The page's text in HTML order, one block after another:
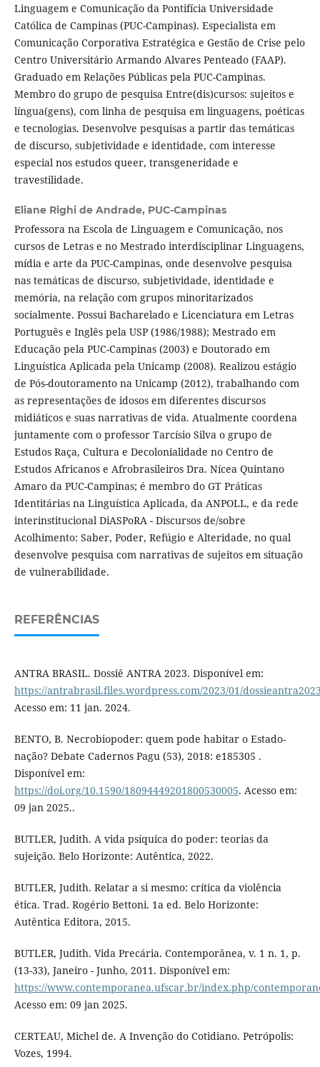
Linguagem e Comunicação da Pontifícia Universidade
Católica de Campinas (PUC-Campinas). Especialista em
Comunicação Corporativa Estratégica e Gestão de Crise pelo
Centro Universitário Armando Alvares Penteado (FAAP).
Graduado em Relações Públicas pela PUC-Campinas.
Membro do grupo de pesquisa Entre(dis)cursos: sujeitos e
língua(gens), com linha de pesquisa em linguagens, poéticas
e tecnologias. Desenvolve pesquisas a partir das temáticas
de discurso, subjetividade e identidade, com interesse
especial nos estudos queer, transgeneridade e
travestilidade.
Eliane Righi de Andrade, PUC-Campinas
Professora na Escola de Linguagem e Comunicação, nos
cursos de Letras e no Mestrado interdisciplinar Linguagens,
mídia e arte da PUC-Campinas, onde desenvolve pesquisa
nas temáticas de discurso, subjetividade, identidade e
memória, na relação com grupos minoritarizados
socialmente. Possui Bacharelado e Licenciatura em Letras
Português e Inglês pela USP (1986/1988); Mestrado em
Educação pela PUC-Campinas (2003) e Doutorado em
Linguística Aplicada pela Unicamp (2008). Realizou estágio
de Pós-doutoramento na Unicamp (2012), trabalhando com
as representações de idosos em diferentes discursos
midiáticos e suas narrativas de vida. Atualmente coordena
juntamente com o professor Tarcísio Silva o grupo de
Estudos Raça, Cultura e Decolonialidade no Centro de
Estudos Africanos e Afrobrasileiros Dra. Nícea Quintano
Amaro da PUC-Campinas; é membro do GT Práticas
Identitárias na Linguística Aplicada, da ANPOLL, e da rede
interinstitucional DiASPoRA - Discursos de/sobre
Acolhimento: Saber, Poder, Refúgio e Alteridade, no qual
desenvolve pesquisa com narrativas de sujeitos em situação
de vulnerabilidade.
REFERÊNCIAS
ANTRA BRASIL. Dossiê ANTRA 2023. Disponível em:
https://antrabrasil.files.wordpress.com/2023/01/
Acesso em: 11 jan. 2024.
BENTO, B. Necrobiopoder: quem pode habitar o Estado-
nação? Debate Cadernos Pagu (53), 2018: e185305 .
Disponível em:
https://doi.org/10.1590/18094449201800530005. Acesso em:
09 jan 2025..
BUTLER, Judith. A vida psíquica do poder: teorias da
sujeição. Belo Horizonte: Autêntica, 2022.
BUTLER, Judith. Relatar a si mesmo: crítica da violência
ética. Trad. Rogério Bettoni. 1a ed. Belo Horizonte:
Autêntica Editora, 2015.
BUTLER, Judith. Vida Precária. Contemporânea, v. 1 n. 1, p.
(13-33), Janeiro - Junho, 2011. Disponível em:
https://www.contemporanea.ufscar.br/index.php/
Acesso em: 09 jan 2025.
CERTEAU, Michel de. A Invenção do Cotidiano. Petrópolis:
Vozes, 1994.